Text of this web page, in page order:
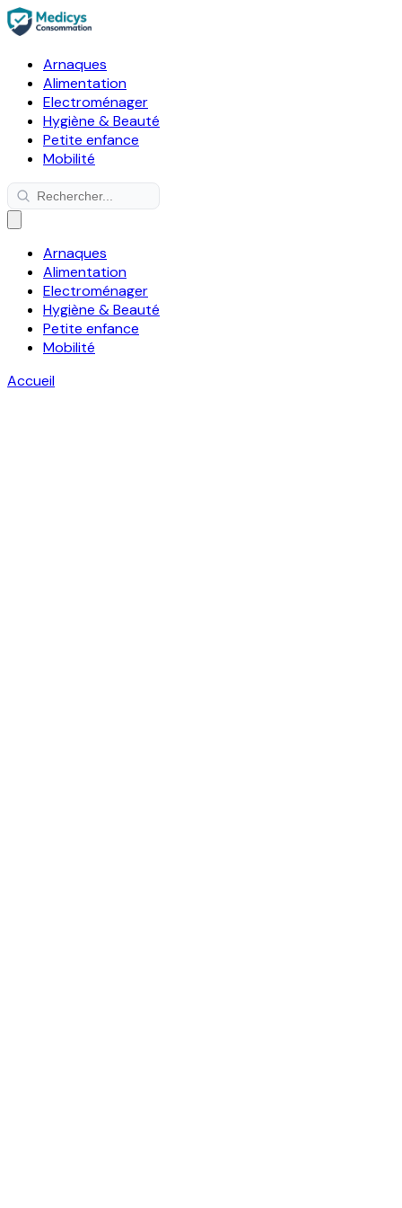
Arnaques
Alimentation
Electroménager
Hygiène & Beauté
Petite enfance
Mobilité
Arnaques
Alimentation
Electroménager
Hygiène & Beauté
Petite enfance
Mobilité
Accueil